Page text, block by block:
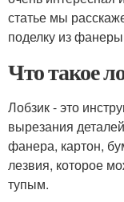
статье мы
поделку из
Что такое
Лобзик - это
вырезания
фанера, картон,
лезвия, которое
тупым.